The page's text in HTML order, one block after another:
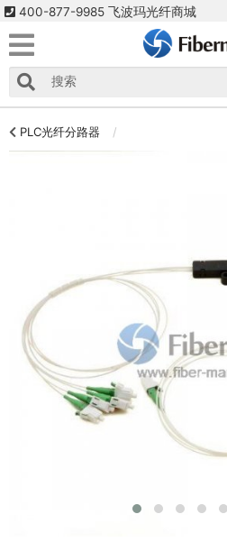
400-877-9985 飞波玛光纤商城
PLC光纤分路器